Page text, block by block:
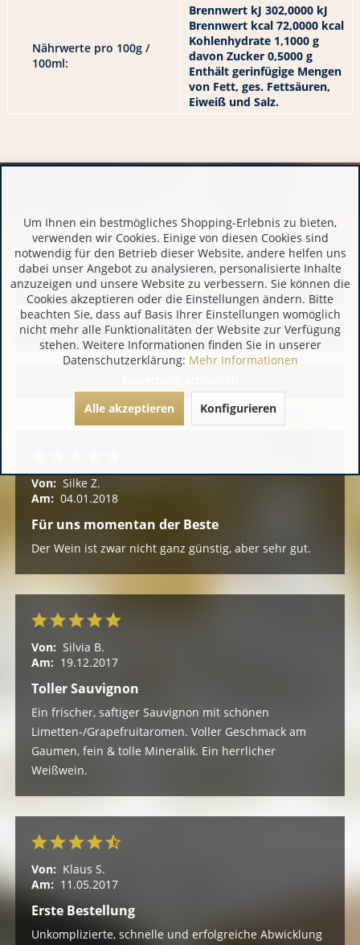
Nährwerte pro 100g /
100ml:
Brennwert kJ 302,0000 kJ
Brennwert kcal 72,0000 kcal
Kohlenhydrate 1,1000 g
davon Zucker 0,5000 g
Enthält gerinfügige Mengen
von Fett, ges. Fettsäuren,
Eiweiß und Salz.
Kundenbewertungen (4)
Alle Bewertungen anzeigen
Von: Silke Z.
Am: 04.01.2018
Für uns momentan der Beste
Der Wein ist zwar nicht ganz günstig, aber sehr gut.
Von: Silvia B.
Am: 19.12.2017
Toller Sauvignon
Ein frischer, saftiger Sauvignon mit schönen
Limetten-/Grapefruitaromen. Voller Geschmack am
Gaumen, fein & tolle Mineralik. Ein herrlicher
Weißwein.
Von: Klaus S.
Am: 11.05.2017
Erste Bestellung
Unkomplizierte, schnelle und erfolgreiche Abwicklung
Um Ihnen ein bestmögliches Shopping-Erlebnis zu bieten,
verwenden wir Cookies. Einige von diesen Cookies sind
notwendig für den Betrieb dieser Website, andere helfen uns
dabei unser Angebot zu analysieren, personalisierte Inhalte
anzuzeigen und unsere Website zu verbessern. Sie können die
Cookies akzeptieren oder die Einstellungen ändern. Bitte
beachten Sie, dass auf Basis Ihrer Einstellungen womöglich
nicht mehr alle Funktionalitäten der Website zur Verfügung
stehen. Weitere Informationen finden Sie in unserer
Datenschutzerklärung: Mehr Informationen
Alle akzeptieren Konfigurieren